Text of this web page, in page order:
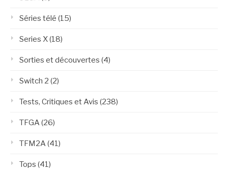
Séries télé (15)
Series X(18)
Sorties et découvertes (4)
Switch 2 (2)
Tests, Critiques et Avis (238)
TFGA(26)
TFM2A(41)
Tops (41)